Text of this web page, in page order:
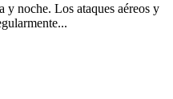
y noche. Los ataques aéreos y